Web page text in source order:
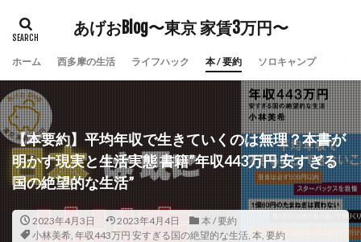
あげおBlog〜東京 家賃3万円〜
ホーム 西多摩の生活 ライフハック 本 / 要約 ソロキャンプ
【本要約】平均年収で生きていくのは無理？本書が
明かす現実と生活実態 書籍”年収443万円 安すぎる
国の絶望的な生活”
2023年4月3日 2023年4月4日
本 / 要約
小林美希, 年収443万円 安すぎる国の絶望的な生活, 本, 要約